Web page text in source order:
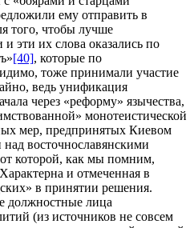
ему отправить в
того, чтобы лучше
эти их слова оказались по
[40], которые по
тоже принимали участие
ведь унификация
через «реформу» язычества,
монотеистической
мер, предпринятых Киевом
над восточнославянскими
которой, как мы помним,
и отмеченная в
в принятии решения.
должностные лица
(из источников не совсем